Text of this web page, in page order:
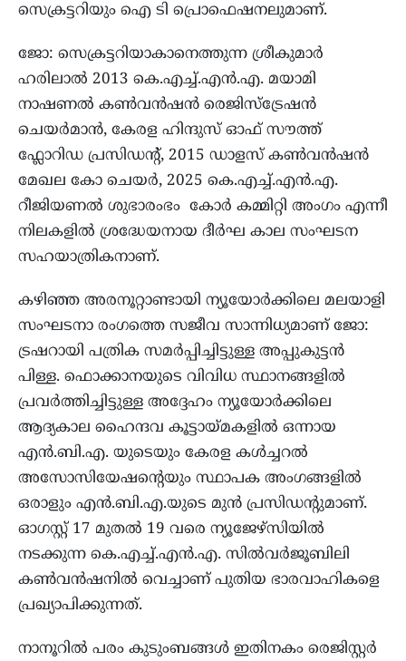
സെക്രട്ടറിയും ഐ ടി പ്രൊഫെഷനലുമാണ്.
ജോ: സെക്രട്ടറിയാകാനെത്തുന്ന ശ്രീകുമാർ
ഹരിലാൽ 2013 കെ.എച്ച്.എൻ.എ. മയാമി
നാഷണൽ കൺവൻഷൻ രെജിസ്ട്രേഷൻ
ചെയർമാൻ, കേരള ഹിന്ദുസ് ഓഫ് സൗത്ത്
ഫ്ലോറിഡ പ്രസിഡന്റ്, 2015 ഡാളസ് കൺവൻഷൻ
മേഖല കോ ചെയർ, 2025 കെ.എച്ച്.എൻ.എ.
റീജിയണൽ ശുഭാരംഭം കോർ കമ്മിറ്റി അംഗം എന്നീ
നിലകളിൽ ശ്രദ്ധേയനായ ദീർഘ കാല സംഘടന
സഹയാത്രികനാണ്.
കഴിഞ്ഞ അരനൂറ്റാണ്ടായി ന്യൂയോർക്കിലെ മലയാളി
സംഘടനാ രംഗത്തെ സജീവ സാന്നിധ്യമാണ് ജോ:
ട്രഷറായി പത്രിക സമർപ്പിച്ചിട്ടുള്ള അപ്പുകുട്ടൻ
പിള്ള. ഫൊക്കാനയുടെ വിവിധ സ്ഥാനങ്ങളിൽ
പ്രവർത്തിച്ചിട്ടുള്ള അദ്ദേഹം ന്യൂയോർക്കിലെ
ആദ്യകാല ഹൈന്ദവ കൂട്ടായ്മകളിൽ ഒന്നായ
എൻ.ബി.എ. യുടെയും കേരള കൾച്ചറൽ
അസോസിയേഷന്റെയും സ്ഥാപക അംഗങ്ങളിൽ
ഒരാളും എൻ.ബി.എ.യുടെ മുൻ പ്രസിഡന്റുമാണ്.
ഓഗസ്റ്റ് 17 മുതൽ 19 വരെ ന്യൂജേഴ്‌സിയിൽ
നടക്കുന്ന കെ.എച്ച്.എൻ.എ. സിൽവർജൂബിലി
കൺവൻഷനിൽ വെച്ചാണ് പുതിയ ഭാരവാഹികളെ
പ്രഖ്യാപിക്കുന്നത്.
നാനൂറിൽ പരം കുടുംബങ്ങൾ ഇതിനകം രെജിസ്റ്റർ